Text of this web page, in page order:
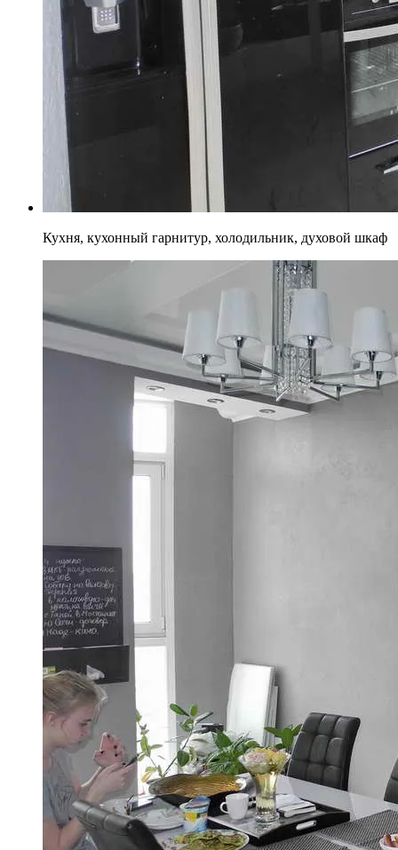
Кухня, кухонный гарнитур, холодильник, духовой шкаф